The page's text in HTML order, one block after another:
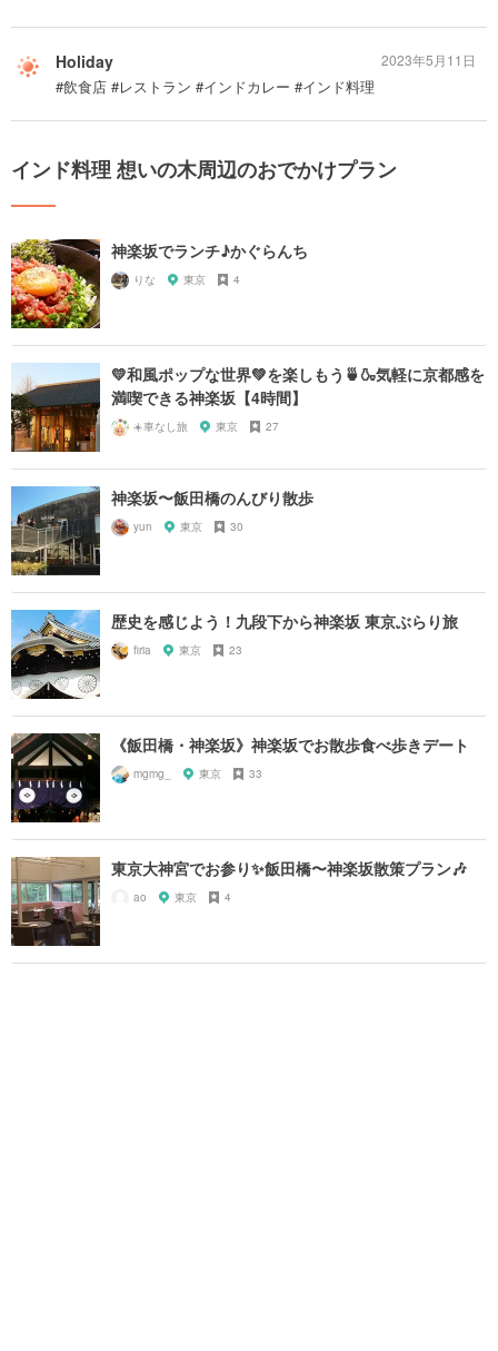
Holiday
#飲食店 #レストラン #インドカレー #インド料理
2023年5月11日
インド料理 想いの木周辺のおでかけプラン
神楽坂でランチ♪かぐらんち
りな 東京 4
💛和風ポップな世界💚を楽しもう🍵🍶気軽に京都感を
満喫できる神楽坂【4時間】
☀️車なし旅 東京 27
神楽坂〜飯田橋のんびり散歩
yun 東京 30
歴史を感じよう！九段下から神楽坂 東京ぶらり旅
firia 東京 23
《飯田橋・神楽坂》神楽坂でお散歩食べ歩きデート
mgmg_ 東京 33
東京大神宮でお参り✨飯田橋〜神楽坂散策プラン🎶
ao 東京 4